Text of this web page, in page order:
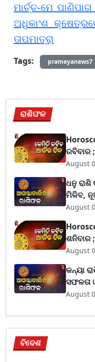
ମାର୍ଚ୍ଚ-ମେ
ଅଧିକାଂଶ
ତାପମାତ୍ରା
Tags:
prameyanews7
ରାଶିଫଳ
ରବିବାର
August
ଧନୁ
ମିଳିବ,
August
ଶନିବାର
August
କନ୍ୟା
ସଫଳତା
August
ବିଦେଶ